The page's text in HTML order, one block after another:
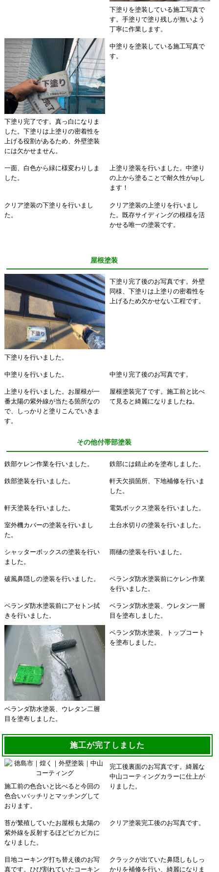
下塗りを塗装している施工写真で
す。手塗りで塗り残しが無いよう
丁寧に作業します。
下塗り完了です。真っ白になりま
した。下塗りは上塗りの密着性を
上げる役割があるため、外壁塗装
には欠かせません。
中塗りを塗装している施工写真で
す。
一面、白色から緑に様変わりしま
した。
上塗り塗装を行いました。中塗り
の上から塗ることで耐久性がupし
ます！
クリア塗装の下塗りを行いまし
た。
クリア塗装の上塗りを行いまし
た。既存サイディングの模様を活
かせる唯一の塗装です。
屋根塗装
下塗りを行いました。
下塗り完了後のお写真です。外壁
同様、下塗りは上塗りの密着性を
上げるため欠かせない工程です。
中塗りを行いました。 中塗り完了後のお写真です。
上塗りを行いました。お屋根が一
番太陽の紫外線が当たる箇所なの
で、しっかりと塗りこんでいきま
す。
屋根塗装完了です。施工前と比べ
て見ると綺麗になりましたね。
その他付帯部塗装
鉄部ケレン作業を行いました。 鉄部には錆止めを塗布しました。
鉄部塗装を行いました。
軒天欠損箇所、下地補修を行いま
した。
軒天塗装を行いました。 電気ボックス塗装を行いました。
室外機カバーの塗装を行いまし
た。
土台水切りの塗装を行いました。
シャッターボックスの塗装を行い
ました。
雨樋の塗装を行いました。
破風鼻隠しの塗装を行いました。
ベランダ防水塗装前にケレン作業
を行いました。
ベランダ防水塗装前にアセトン拭
きを行いました。
ベランダ防水塗装、ウレタン一層
目を塗布しました。
ベランダ防水塗装、ウレタン二層
目を塗布しました。
ベランダ防水塗装、トップコート
を塗布しました。
施工が完了しました
施工前の色合いと比べると今回の
色合いバッチリとマッチングして
おります。
完工後裏面のお写真です。綺麗な
中山コーティングカラーに仕上が
りました。
苔が繁殖していたお屋根も太陽の
紫外線を反射するほどピカピカに
なりました。
クリア塗装完工後のお写真です。
目地コーキング打ち替え後のお写
真です。ひび割れていたコーキン
クラックが出ていた鼻隠しもしっ
かりを補修を行い、綺麗になりま